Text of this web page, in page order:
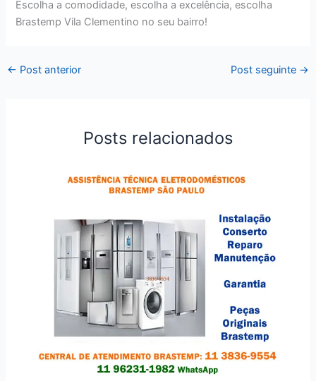
Escolha a comodidade, escolha a excelência, escolha
Brastemp Vila Clementino no seu bairro!
← Post anterior Post seguinte →
Posts relacionados